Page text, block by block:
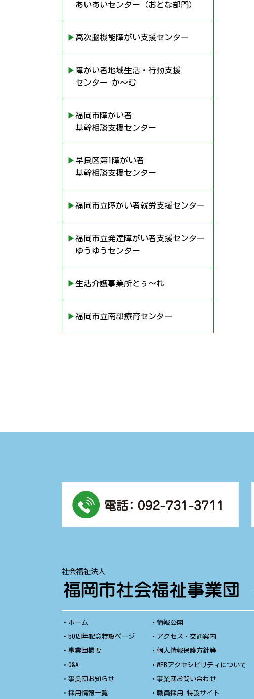
あいあいセンター（おとな部門）
▶︎高次脳機能障がい支援センター
▶︎障がい者地域生活・行動支援
センター か〜む
▶︎福岡市障がい者
基幹相談支援センター
▶︎早良区第1障がい者
基幹相談支援センター
▶︎福岡市立障がい者就労支援センター
▶︎福岡市立発達障がい者支援センター
ゆうゆうセンター
▶︎生活介護事業所とぅ〜れ
▶︎福岡市立南部療育センター
・ ホーム ・ 情報公開
・ 50周年記念特設ページ ・ アクセス・交通案内
・ 事業団概要 ・ 個人情報保護方針等
・ Q&A ・ WEBアクセシビリティについて
・ 事業団お知らせ ・ 事業団お問い合わせ
・ 採用情報一覧 ・ 職員採用 特設サイト